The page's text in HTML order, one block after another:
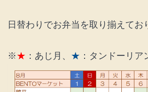
日替わりでお弁当を取り揃えてお
※★ ：あじ月、 ★ ：タンドーリア